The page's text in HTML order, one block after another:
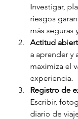
Investigar,
riesgos
más seguras
Actitud
a aprender y
maximiza el
experiencia.
Registro de
Escribir,
diario de